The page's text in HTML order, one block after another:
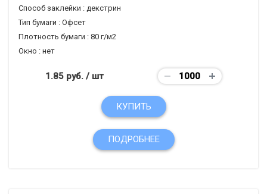
Способ заклейки : декстрин
Тип бумаги : Офсет
Плотность бумаги : 80 г/м2
Окно : нет
1.85 руб./ шт
КУПИТЬ
ПОДРОБНЕЕ